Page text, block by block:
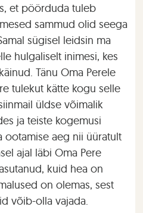
et pöörduda tuleb
sammud olid seega
sügisel leidsin ma
hulgaliselt inimesi, kes
Tänu Oma Perele
tulekut kätte kogu selle
üldse võimalik
ja teiste kogemusi
ootamise aeg nii üüratult
ajal läbi Oma Pere
kuid hea on
on olemas, sest
võib-olla vajada.